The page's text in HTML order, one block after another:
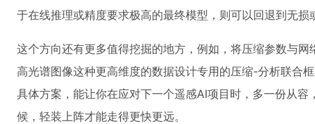
于在线推理或精度要求极高的最终模型，则可以回退到无损
这个方向还有更多值得挖掘的地方，例如，将压缩参数与
高光谱图像这种更高维度的数据设计专用的压缩-分析联合
具体方案，能让你在应对下一个遥感AI项目时，多一份从
候，轻装上阵才能走得更快更远。